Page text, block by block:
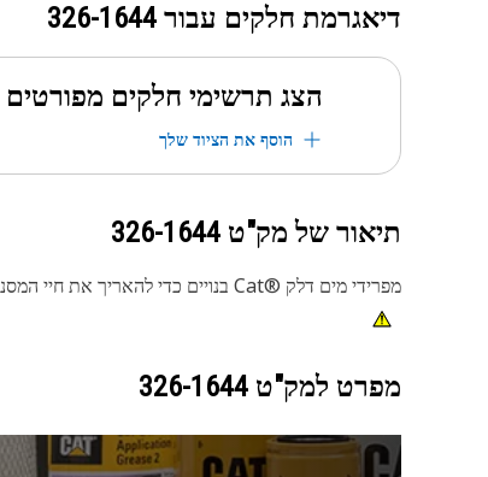
דיאגרמת חלקים עבור 326-1644
הצג תרשימי חלקים מפורטים
הוסף את הציוד שלך
תיאור של מק"ט 326-1644
מפרידי מים דלק Cat®‎‎ בנויים כדי להאריך את חיי המסנן המשני ורכיבי מערכת הדלק המדויקים שלך.
מפרט למק"ט 326-1644